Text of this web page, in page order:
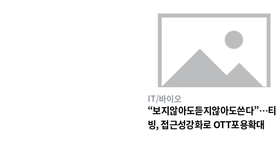
IT/바이오
“보지않아도듣지않아도쓴다”…티
빙, 접근성강화로 OTT포용확대